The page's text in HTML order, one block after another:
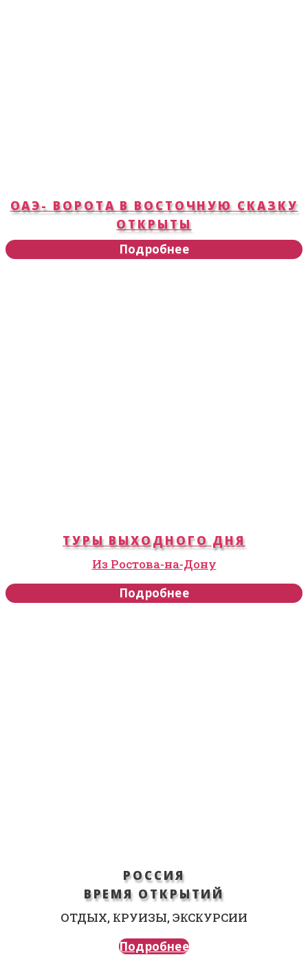
ОАЭ- ВОРОТА В ВОСТОЧНУЮ СКАЗКУ
ОТКРЫТЫ
Подробнее
ТУРЫ ВЫХОДНОГО ДНЯ
Из Ростова-на-Дону
Подробнее
РОССИЯ
ВРЕМЯ ОТКРЫТИЙ
ОТДЫХ, КРУИЗЫ, ЭКСКУРСИИ
Подробнее